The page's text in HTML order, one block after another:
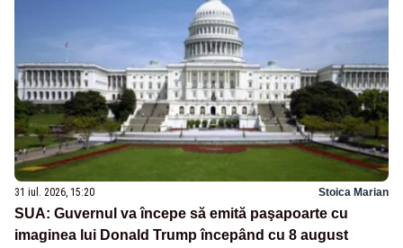
31 iul. 2026, 15:20 Stoica Marian
SUA: Guvernul va începe să emită paşapoarte cu
imaginea lui Donald Trump începând cu 8 august